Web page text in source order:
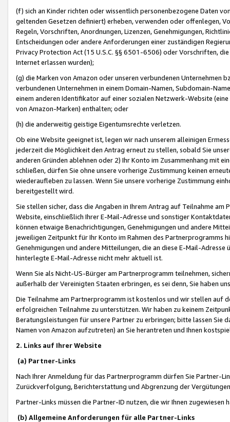
(f) sich an Kinder richten oder wissentlich personenbezogene Daten
geltenden Gesetzen definiert) erheben, verwenden oder offenlegen,
Regeln, Vorschriften, Anordnungen, Lizenzen, Genehmigungen,
Entscheidungen oder andere Anforderungen einer zuständigen
Privacy Protection Act (15 U.S.C. §§ 6501-6506) oder Vorschriften,
Internet erlassen wurden);
(g) die Marken von Amazon oder unseren verbundenen Unternehmen
verbundenen Unternehmen in einem Domain-Namen, Subdomain-
einem anderen Identifikator auf einer sozialen Netzwerk-Website
von Amazon-Marken) enthalten; oder
(h) die anderweitig geistige Eigentumsrechte verletzen.
Ob eine Website geeignet ist, legen wir nach unserem alleinigen
jederzeit die Möglichkeit den Antrag erneut zu stellen, sobald Sie
anderen Gründen ablehnen oder 2) Ihr Konto im Zusammenhang mit
schließen, dürfen Sie ohne unsere vorherige Zustimmung keinen
wiederaufleben zu lassen. Wenn Sie unsere vorherige Zustimmung
bereitgestellt wird.
Sie stellen sicher, dass die Angaben in Ihrem Antrag auf Teilnahme
Website, einschließlich Ihrer E-Mail-Adresse und sonstiger
können etwaige Benachrichtigungen, Genehmigungen und andere
jeweiligen Zeitpunkt für Ihr Konto im Rahmen des Partnerprogramms
Genehmigungen und andere Mitteilungen, die an diese E-Mail-
hinterlegte E-Mail-Adresse nicht mehr aktuell ist.
Wenn Sie als Nicht-US-Bürger am Partnerprogramm teilnehmen,
außerhalb der Vereinigten Staaten erbringen, es sei denn, Sie haben
Die Teilnahme am Partnerprogramm ist kostenlos und wir stellen auf
erfolgreichen Teilnahme zu unterstützen. Wir haben zu keinem
Beratungsleistungen für unsere Partner zu erbringen; bitte lassen Sie
Namen von Amazon aufzutreten) an Sie herantreten und Ihnen
2. Links auf Ihrer Website
(a) Partner-Links
Nach Ihrer Anmeldung für das Partnerprogramm dürfen Sie Partner-
Zurückverfolgung, Berichterstattung und Abgrenzung der
Partner-Links müssen die Partner-ID nutzen, die wir Ihnen zugewiesen
(b) Allgemeine Anforderungen für alle Partner-Links